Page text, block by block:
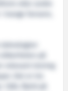
farvann,
på
relevant trening
Det er tre